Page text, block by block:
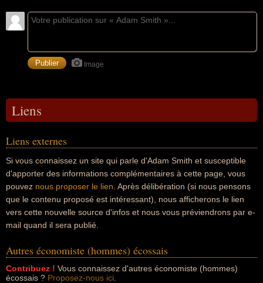
Image
Liens
Liens externes
Si vous connaissez un site qui parle d'Adam Smith et susceptible
d'apporter des informations complémentaires à cette page, vous
pouvez nous proposer le lien . Après délibération (si nous pensons
que le contenu proposé est intéressant), nous afficherons le lien
vers cette nouvelle source d'infos et nous vous préviendrons par e-
mail quand il sera publié.
Autres économiste (hommes) écossais
Contribuez ! Vous connaissez d'autres économiste (hommes)
écossais ? Proposez-nous ici